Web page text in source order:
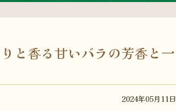
と香る甘いバラの芳香と一
2024年05月11日